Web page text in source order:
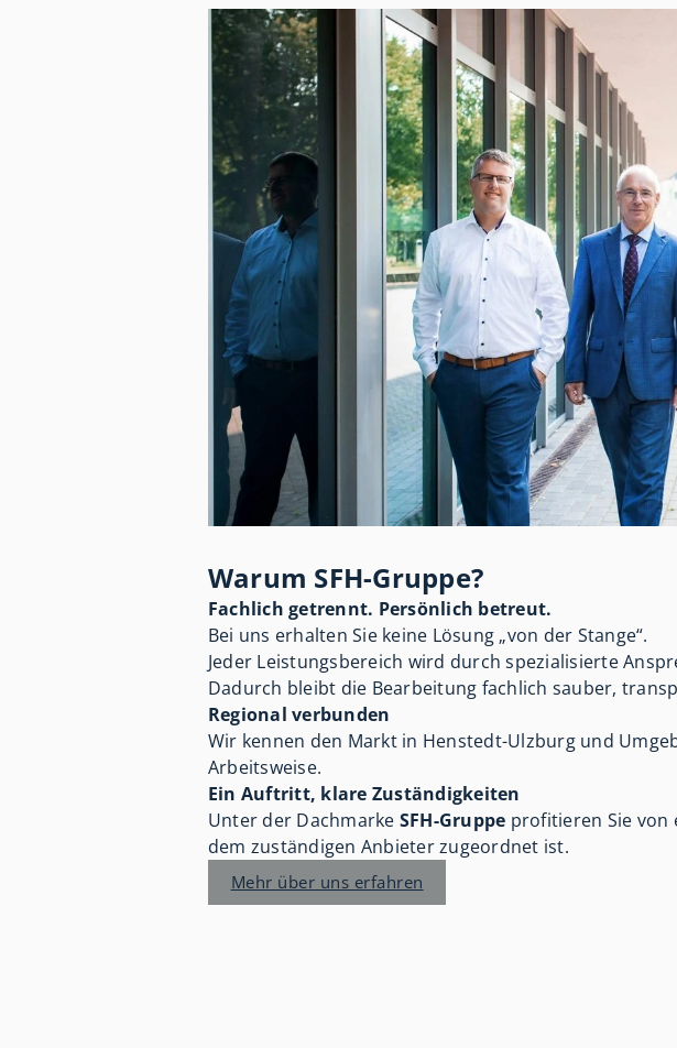
Warum SFH-Gruppe?
Fachlich getrennt. Persönlich betreut.
Bei uns erhalten Sie keine Lösung „von der Stange“.
Jeder Leistungsbereich wird durch spezialisierte
Dadurch bleibt die Bearbeitung fachlich sauber,
Regional verbunden
Wir kennen den Markt in Henstedt-Ulzburg und
Arbeitsweise.
Ein Auftritt, klare Zuständigkeiten
Unter der Dachmarke SFH-Gruppe profitieren Sie von
dem zuständigen Anbieter zugeordnet ist.
Mehr über uns erfahren